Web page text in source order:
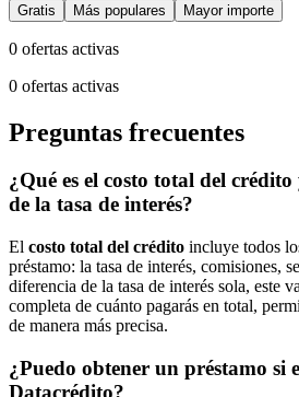
Gratis
Más populares Mayor importe
0 ofertas activas
0 ofertas activas
Preguntas frecuentes
¿Qué es el costo total del
de la tasa de interés?
El costo total del crédito incluye todos
préstamo: la tasa de interés, comisiones,
diferencia de la tasa de interés sola, este
completa de cuánto pagarás en total,
de manera más precisa.
¿Puedo obtener un préstamo si
Datacrédito?